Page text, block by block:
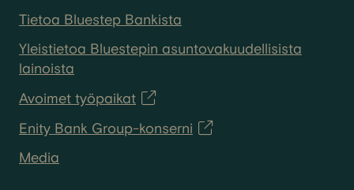
Tietoa Bluestep Bankista
Yleistietoa Bluestepin asuntovakuudellisista
lainoista
Avoimet työpaikat
Enity Bank Group-konserni
Media